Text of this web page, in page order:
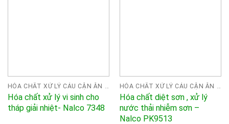
HÓA CHẤT XỬ LÝ CÁU CẶN ĂN MÒN NALCO
Hóa chất xử lý vi sinh cho
tháp giải nhiệt- Nalco 7348
HÓA CHẤT XỬ LÝ CÁU CẶN ĂN MÒN NALCO
Hóa chất diệt sơn , xử lý
nước thải nhiễm sơn –
Nalco PK9513